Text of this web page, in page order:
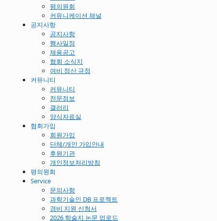
평의원회
커뮤니케이션 채널
공지사항
공지사항
행사일정
채용공고
협회 소식지
여비 정산 규정
커뮤니티
커뮤니티
전문정보
갤러리
양식자료실
협회가입
회원가입
단체/개인 가입안내
후원기관
개인정보처리방침
평의원회
Service
문의사항
과학기술인 DB 프로젝트
경비 지원 신청서
2026 학술지 논문 업로드